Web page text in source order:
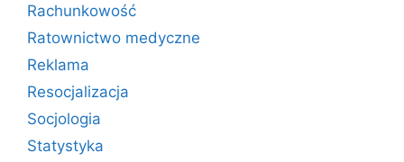
Rachunkowość
Ratownictwo medyczne
Reklama
Resocjalizacja
Socjologia
Statystyka